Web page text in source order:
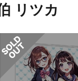
リツカ